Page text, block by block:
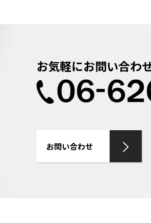
お気軽にお問い合わ
お問い合わせ